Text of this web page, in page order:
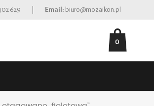
629 Email: biuro@mozaikon.pl
0